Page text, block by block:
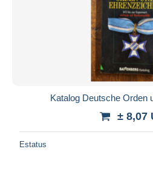
Katalog Deutsche Orden
± 8,07
Estatus